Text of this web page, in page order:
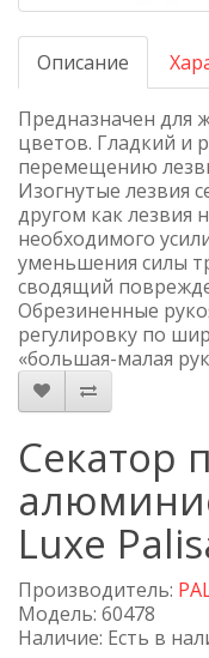
Описание
Предназначен для
цветов. Гладкий и
перемещению
Изогнутые лезвия
другом как лезвия
необходимого
уменьшения силы
сводящий
Обрезиненные
регулировку по
«большая-малая
Секатор
Luxe
Производитель:
Модель: 60478
Наличие: Есть в